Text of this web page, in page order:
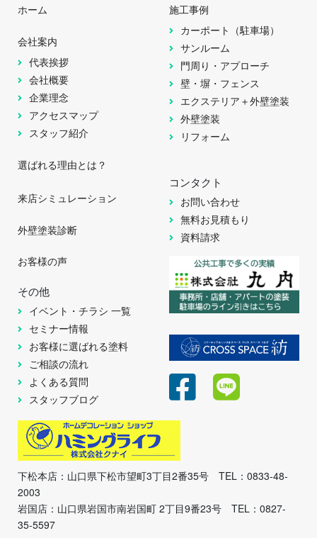
ホーム
会社案内
代表挨拶
会社概要
企業理念
アクセスマップ
スタッフ紹介
選ばれる理由とは？
施工事例
カーポート（駐車場）
サンルーム
門周り・アプローチ
壁・塀・フェンス
エクステリア＋外壁塗装
外壁塗装
リフォーム
来店シミュレーション
外壁塗装診断
お客様の声
その他
イベント・チラシ 一覧
セミナー情報
お客様に選ばれる塗料
ご相談の流れ
よくある質問
スタッフブログ
コンタクト
お問い合わせ
無料お見積もり
資料請求
下松本店：山口県下松市望町3丁目2番35号 TEL：0833-48-
2003
岩国店：山口県岩国市南岩国町 2丁目9番23号 TEL：0827-
35-5597